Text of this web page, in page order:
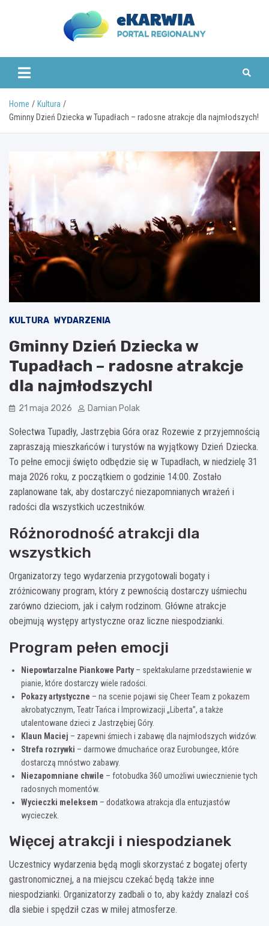
www.ekarwia.pl
Home
Kultura
Gminny Dzień Dziecka w Tupadłach – radosne atrakcje dla najmłodszych!
KULTURA WYDARZENIA
Gminny Dzień Dziecka w
Tupadłach – radosne atrakcje
dla najmłodszych!
21 maja 2026 Damian Polak
Sołectwa Tupadły, Jastrzębia Góra oraz Rozewie z przyjemnością
zapraszają mieszkańców i turystów na wyjątkowy Dzień Dziecka.
To pełne emocji święto odbędzie się w Tupadłach, w niedzielę 31
maja 2026 roku, z początkiem o godzinie 14:00. Zostało
zaplanowane tak, aby dostarczyć niezapomnianych wrażeń i
radości dla wszystkich uczestników.
Różnorodność atrakcji dla
wszystkich
Organizatorzy tego wydarzenia przygotowali bogaty i
zróżnicowany program, który z pewnością dostarczy uśmiechu
zarówno dzieciom, jak i całym rodzinom. Główne atrakcje
obejmują występy artystyczne oraz liczne niespodzianki.
Program pełen emocji
Niepowtarzalne Piankowe Party– spektakularne przedstawienie w
pianie, które dostarczy wiele radości.
Pokazy artystyczne – na scenie pojawi się Cheer Team z pokazem
akrobatycznym, Teatr Tańca i Improwizacji „Liberta”, a także
utalentowane dzieci z Jastrzębiej Góry.
Klaun Maciej – zapewni śmiech i zabawę dla najmłodszych widzów.
Strefa rozrywki – darmowe dmuchańce oraz Eurobungee, które
dostarczą mnóstwo zabawy.
Niezapomniane chwile – fotobudka 360 umożliwi uwiecznienie tych
radosnych momentów.
Wycieczki meleksem – dodatkowa atrakcja dla entuzjastów
wycieczek.
Więcej atrakcji i niespodzianek
Uczestnicy wydarzenia będą mogli skorzystać z bogatej oferty
gastronomicznej, a na miejscu czekać będą także inne
niespodzianki. Organizatorzy zadbali o to, aby każdy znalazł coś
dla siebie i spędził czas w miłej atmosferze.